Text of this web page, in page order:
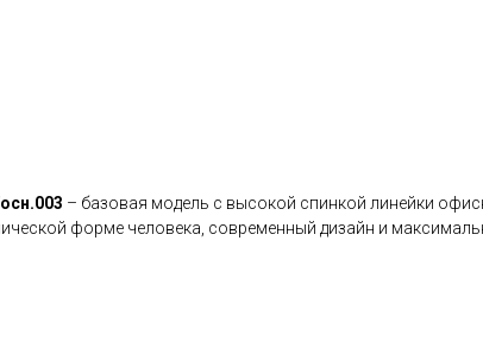
– базовая модель с высокой спинкой линейки
форме человека, современный дизайн и